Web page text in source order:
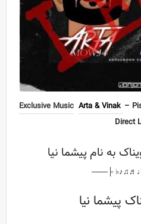
Exclusive Music Arta & Vinak –
Direct
به نام پیشما نیا
───┤
پیشما نیا